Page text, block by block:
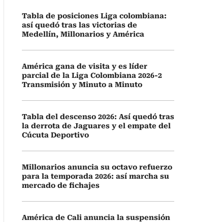
Tabla de posiciones Liga colombiana:
así quedó tras las victorias de
Medellín, Millonarios y América
América gana de visita y es líder
parcial de la Liga Colombiana 2026-2
Transmisión y Minuto a Minuto
Tabla del descenso 2026: Así quedó tras
la derrota de Jaguares y el empate del
Cúcuta Deportivo
Millonarios anuncia su octavo refuerzo
para la temporada 2026: así marcha su
mercado de fichajes
América de Cali anuncia la suspensión